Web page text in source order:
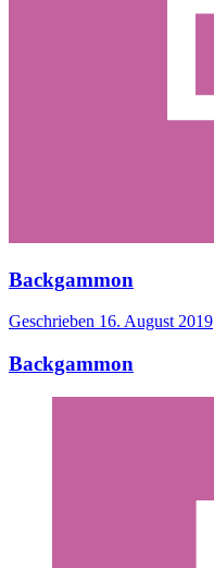
Backgammon
Geschrieben 16. August 2019
Backgammon